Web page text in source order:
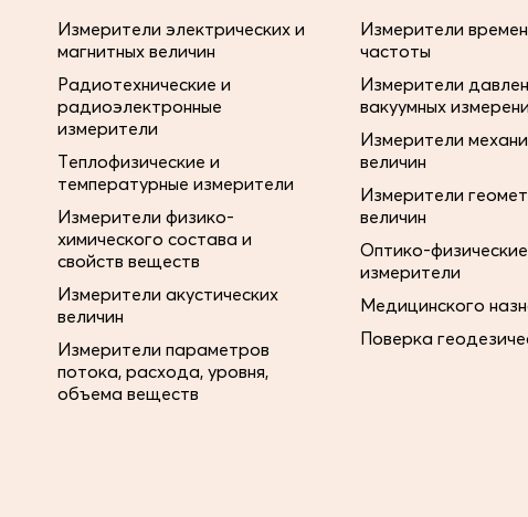
Измерители электрических и
магнитных величин
Радиотехнические и
радиоэлектронные
измерители
Теплофизические и
температурные измерители
Измерители физико-
химического состава и
свойств веществ
Измерители акустических
величин
Измерители параметров
потока, расхода, уровня,
объема веществ
Измерители
частоты
Измерители
вакуумных
Измерители
величин
Измерители
величин
Оптико-физические
измерители
Медицинского
Поверка